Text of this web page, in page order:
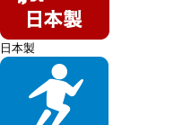
日本製